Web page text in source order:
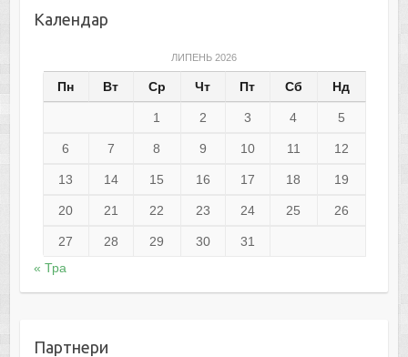
Календар
ЛИПЕНЬ 2026
Пн Вт Ср Чт Пт Сб Нд
1 2 3 4 5
6 7 8 9 10 11 12
13 14 15 16 17 18 19
20 21 22 23 24 25 26
27 28 29 30
31
« Тра
Партнери